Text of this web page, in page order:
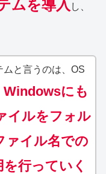
ムを導入 し、
ムと言うのは、OS
Windowsにも
イルをフォル
ァイル名での
行っていく